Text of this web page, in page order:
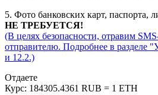
5. Фото банковских карт, паспорта,
НЕ ТРЕБУЕТСЯ!
(В целях безопасности, отравим
отправителю. Подробнее в разделе
и 12.2.)
Отдаете
Курс: 184305.4361 RUB = 1 ETH